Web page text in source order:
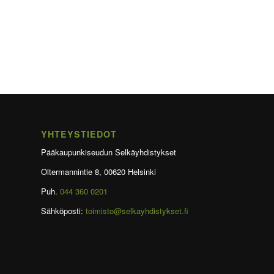
YHTEYSTIEDOT
Pääkaupunkiseudun Selkäyhdistykset
Oltermannintie 8, 00620 Helsinki
Puh. 044 360 0201
Sähköposti: toimisto@selkayhdistykset.fi